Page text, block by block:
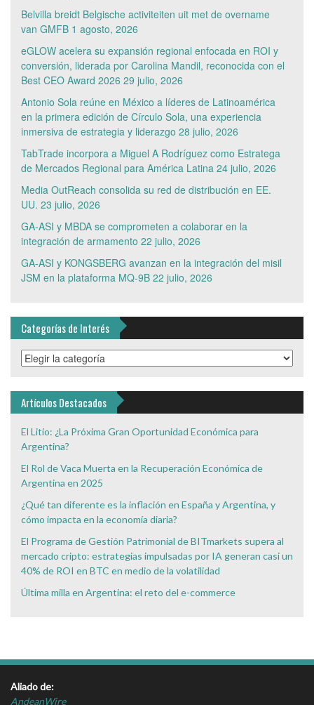
Belvilla breidt Belgische activiteiten uit met de overname
van GMFB 1 agosto, 2026
eGLOW acelera su expansión regional enfocada en ROI y
conversión, liderada por Carolina Mandil, reconocida con el
Best CEO Award 2026 29 julio, 2026
Antonio Sola reúne en México a líderes de Latinoamérica
en la primera edición de Círculo Sola, una experiencia
inmersiva de estrategia y liderazgo 28 julio, 2026
TabTrade incorpora a Miguel A Rodríguez como Estratega
de Mercados Regional para América Latina 24 julio, 2026
Media OutReach consolida su red de distribución en EE.
UU. 23 julio, 2026
GA-ASI y MBDA se comprometen a colaborar en la
integración de armamento 22 julio, 2026
GA-ASI y KONGSBERG avanzan en la integración del misil
JSM en la plataforma MQ-9B 22 julio, 2026
Categorías de Interés
Categorías
de
Artículos Destacados
El Litio: ¿La Próxima Gran Oportunidad Económica para
Argentina?
El Rol de Vaca Muerta en la Recuperación Económica de
Argentina en 2025
¿Qué tan diferente es la inflación en España y Argentina, y
cómo impacta en la economía diaria?
El Programa de Gestión Patrimonial de BITmarkets supera al
mercado cripto: estrategias impulsadas por IA generan casi un
40% de ROI en BTC en medio de la volatilidad
Última milla en Argentina: el reto del e-commerce
Aliado de:
AndeanWire